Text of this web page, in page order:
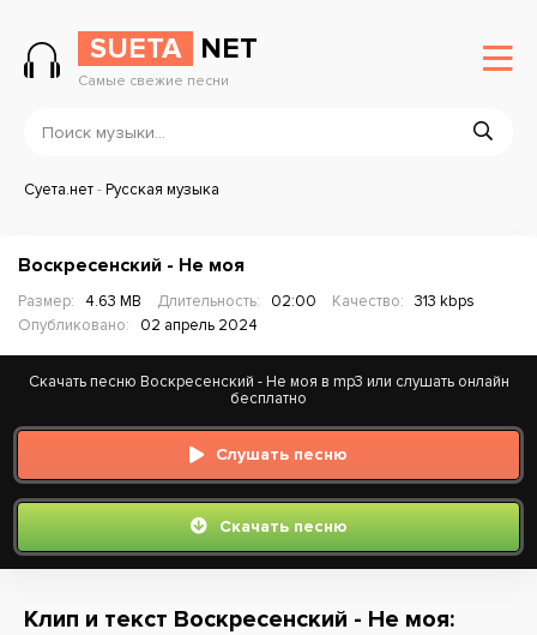
SUETA NET
Самые свежие песни
Суета.нет-Русская музыка
Воскресенский - Не моя
Размер: 4.63 MB Длительность: 02:00 Качество:
313 kbps
Опубликовано:
02 апрель 2024
Скачать песню Воскресенский - Не моя в mp3 или слушать онлайн
бесплатно
Слушать песню
Скачать песню
Клип и текст Воскресенский - Не моя: